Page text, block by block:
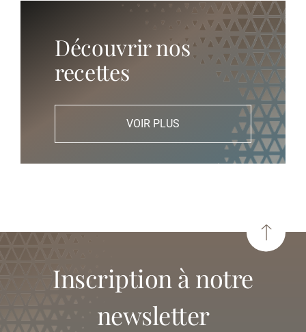
Découvrir nos
recettes
VOIR PLUS
inscription à notre
newsletter